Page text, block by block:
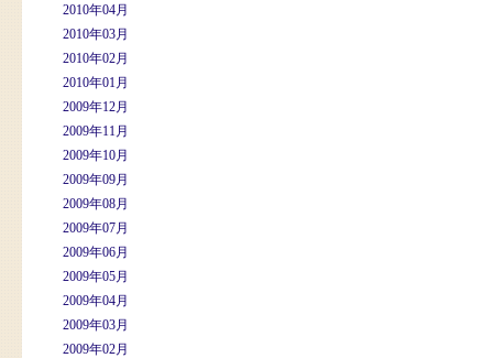
2010年04月
2010年03月
2010年02月
2010年01月
2009年12月
2009年11月
2009年10月
2009年09月
2009年08月
2009年07月
2009年06月
2009年05月
2009年04月
2009年03月
2009年02月